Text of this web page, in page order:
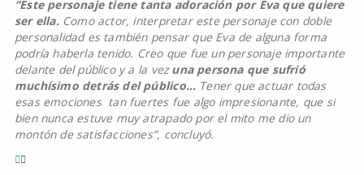
“Este personaje tiene tanta adoración por Eva que quiere
ser ella. Como actor, interpretar este personaje con doble
personalidad es también pensar que Eva de alguna forma
podría haberla tenido. Creo que fue un personaje importante
delante del público y a la vezuna persona que sufrió
muchísimo detrás del público… Tener que actuar todas
esas emociones tan fuertes fue algo impresionante, que si
bien nunca estuve muy atrapado por el mito me dio un
montón de satisfacciones”, concluyó.